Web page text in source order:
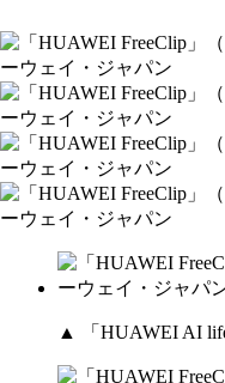
▲ 「HUAWEI AI